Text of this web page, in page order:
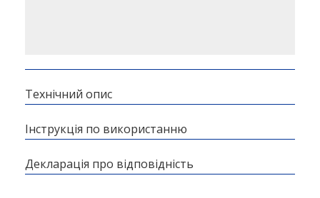
Технічний опис
Інструкція по використанню
Декларація про відповідність